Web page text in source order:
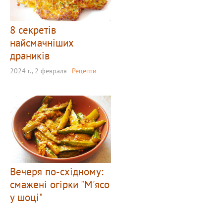
8 секретів
найсмачніших
драників
2024 г., 2 февраля Рецепти
Вечеря по-східному:
смажені огірки "М'ясо
у шоці"